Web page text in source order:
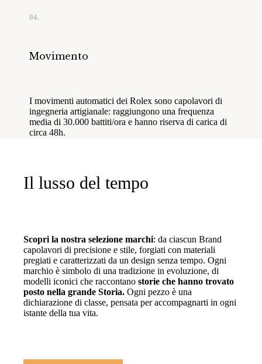
04.
Movimento
I movimenti automatici dei Rolex sono capolavori di
ingegneria artigianale: raggiungono una frequenza
media di 30.000 battiti/ora e hanno riserva di carica di
circa 48h.
Il lusso del tempo
Scopri la nostra selezione marchi: da ciascun Brand
capolavori di precisione e stile, forgiati con materiali
pregiati e caratterizzati da un design senza tempo. Ogni
marchio è simbolo di una tradizione in evoluzione, di
modelli iconici che raccontano storie che hanno trovato
posto nella grande Storia. Ogni pezzo è una
dichiarazione di classe, pensata per accompagnarti in ogni
istante della tua vita.